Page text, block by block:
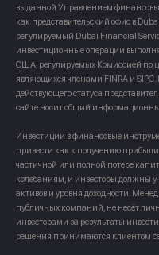
выданной Управлением
как представительский офис в
регулируемый Dubai Financial
инвестиционные операции
США, регулируемых Комиссией
являющихся членами FINRA и SIPC.
действующего статуса
сайте носит общий
Инвестиции в финансовые
привести как к получению
частичной или полной потере
колебаниям, и инвесторы должны
активов и уровня доходности.
публичных компаний, не несёт
инвесторами за результаты
решения принимаются клиентом